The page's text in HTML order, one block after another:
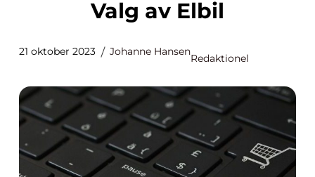
Valg av Elbil
21 oktober 2023 Johanne Hansen
Redaktionel